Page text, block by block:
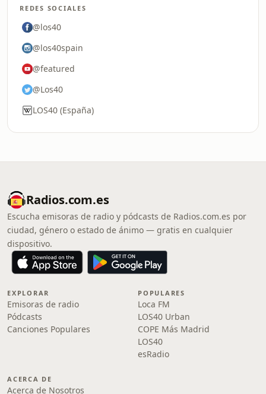
REDES SOCIALES
@los40
@los40spain
@featured
@Los40
LOS40 (España)
Radios.com.es
Escucha emisoras de radio y pódcasts de Radios.com.es por
ciudad, género o estado de ánimo — gratis en cualquier
dispositivo.
EXPLORAR
Emisoras de radio
Pódcasts
Canciones Populares
POPULARES
Loca FM
LOS40 Urban
COPE Más Madrid
LOS40
esRadio
ACERCA DE
Acerca de Nosotros